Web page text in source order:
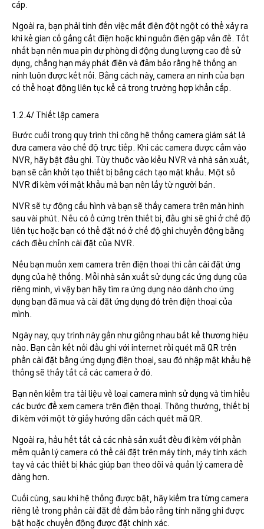
cáp.
Ngoài ra, bạn phải tính đến việc mất điện đột ngột có thể xảy ra
khi kẻ gian cố gắng cắt điện hoặc khi nguồn điện gặp vấn đề. Tốt
nhất bạn nên mua pin dự phòng di động dung lượng cao để sử
dụng, chẳng hạn máy phát điện và đảm bảo rằng hệ thống an
ninh luôn được kết nối. Bằng cách này, camera an ninh của bạn
có thể hoạt động liên tục kể cả trong trường hợp khẩn cấp.
1.2.4/ Thiết lập camera
Bước cuối trong quy trình thi công hệ thống camera giám sát là
đưa camera vào chế độ trực tiếp. Khi các camera được cắm vào
NVR, hãy bật đầu ghi. Tùy thuộc vào kiểu NVR và nhà sản xuất,
bạn sẽ cần khởi tạo thiết bị bằng cách tạo mật khẩu. Một số
NVR đi kèm với mật khẩu mà bạn nên lấy từ người bán.
NVR sẽ tự động cấu hình và bạn sẽ thấy camera trên màn hình
sau vài phút. Nếu có ổ cứng trên thiết bị, đầu ghi sẽ ghi ở chế độ
liên tục hoặc bạn có thể đặt nó ở chế độ ghi chuyển động bằng
cách điều chỉnh cài đặt của NVR.
Nếu bạn muốn xem camera trên điện thoại thì cần cài đặt ứng
dụng của hệ thống. Mỗi nhà sản xuất sử dụng các ứng dụng của
riêng mình, vì vậy bạn hãy tìm ra ứng dụng nào dành cho ứng
dụng bạn đã mua và cài đặt ứng dụng đó trên điện thoại của
mình.
Ngày nay, quy trình này gần như giống nhau bất kể thương hiệu
nào. Bạn cần kết nối đầu ghi với internet rồi quét mã QR trên
phần cài đặt bằng ứng dụng điện thoại, sau đó nhập mật khẩu hệ
thống sẽ thấy tất cả các camera ở đó.
Bạn nên kiểm tra tài liệu về loại camera mình sử dụng và tìm hiểu
các bước để xem camera trên điện thoại. Thông thường, thiết bị
đi kèm với một tờ giấy hướng dẫn cách quét mã QR.
Ngoài ra, hầu hết tất cả các nhà sản xuất đều đi kèm với phần
mềm quản lý camera có thể cài đặt trên máy tính, máy tính xách
tay và các thiết bị khác giúp bạn theo dõi và quản lý camera dễ
dàng hơn.
Cuối cùng, sau khi hệ thống được bật, hãy kiểm tra từng camera
riêng lẻ trong phần cài đặt để đảm bảo rằng tính năng ghi được
bật hoặc chuyển động được đặt chính xác.